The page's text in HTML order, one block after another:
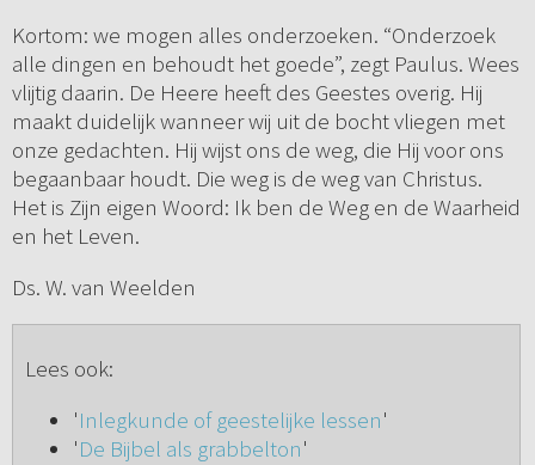
Kortom: we mogen alles onderzoeken. “Onderzoek
alle dingen en behoudt het goede”, zegt Paulus. Wees
vlijtig daarin. De Heere heeft des Geestes overig. Hij
maakt duidelijk wanneer wij uit de bocht vliegen met
onze gedachten. Hij wijst ons de weg, die Hij voor ons
begaanbaar houdt. Die weg is de weg van Christus.
Het is Zijn eigen Woord: Ik ben de Weg en de Waarheid
en het Leven.
Ds. W. van Weelden
Lees ook:
'Inlegkunde of geestelijke lessen'
'De Bijbel als grabbelton'